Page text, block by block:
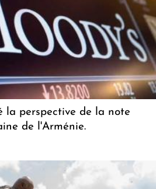
la perspective de la note
de l'Arménie.